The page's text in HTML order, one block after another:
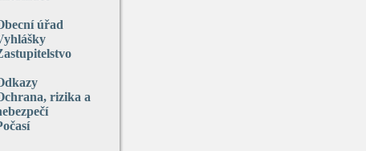
úřad
rizika a